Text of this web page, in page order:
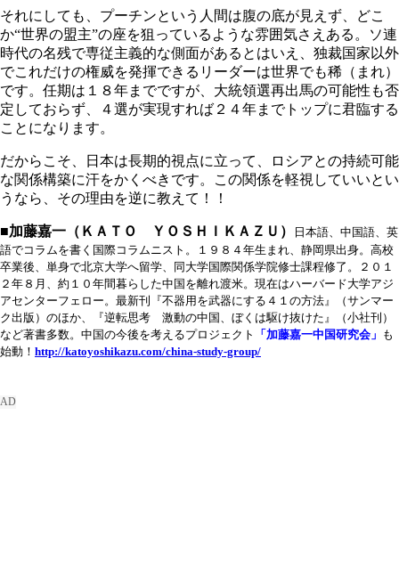
それにしても、プーチンという人間は腹の底が見えず、どこ
か“世界の盟主”の座を狙っているような雰囲気さえある。ソ連
時代の名残で専従主義的な側面があるとはいえ、独裁国家以外
でこれだけの権威を発揮できるリーダーは世界でも稀（まれ）
です。任期は１８年までですが、大統領選再出馬の可能性も否
定しておらず、４選が実現すれば２４年までトップに君臨する
ことになります。
だからこそ、日本は長期的視点に立って、ロシアとの持続可能
な関係構築に汗をかくべきです。この関係を軽視していいとい
うなら、その理由を逆に教えて！！
■加藤嘉一（ＫＡＴＯ ＹＯＳＨＩＫＡＺＵ）
日本語、中国語、英
語でコラムを書く国際コラムニスト。１９８４年生まれ、静岡県出身。高校
卒業後、単身で北京大学へ留学、同大学国際関係学院修士課程修了。２０１
２年８月、約１０年間暮らした中国を離れ渡米。現在はハーバード大学アジ
アセンターフェロー。最新刊『不器用を武器にする４１の方法』（サンマー
ク出版）のほか、『逆転思考 激動の中国、ぼくは駆け抜けた』（小社刊）
など著書多数。中国の今後を考えるプロジェクト
「加藤嘉一中国研究会」 も
始動！ http://katoyoshikazu.com/china-study-group/